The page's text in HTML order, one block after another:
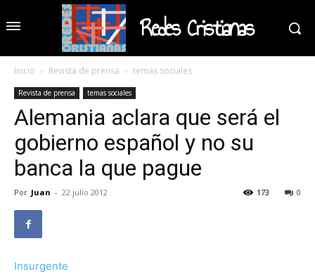
Redes Cristianas
Inicio Revista de prensa temas sociales
Revista de prensa temas sociales
Alemania aclara que será el
gobierno español y no su
banca la que pague
Por Juan - 22 julio 2012 0
173
Insurgente